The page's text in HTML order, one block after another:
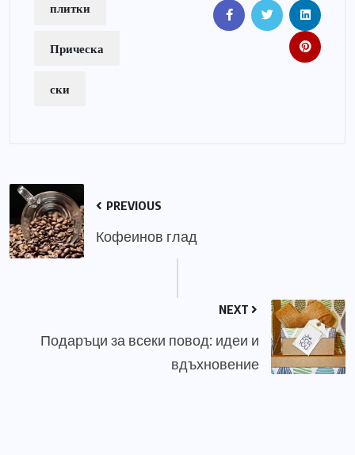
плитки
Прическа
ски
PREVIOUS
Кофеинов глад
NEXT
Подаръци за всеки повод: идеи и
вдъхновение